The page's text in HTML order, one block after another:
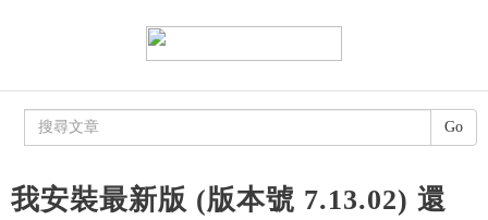
我安裝最新版 (版本號 7.13.02) 還
Go